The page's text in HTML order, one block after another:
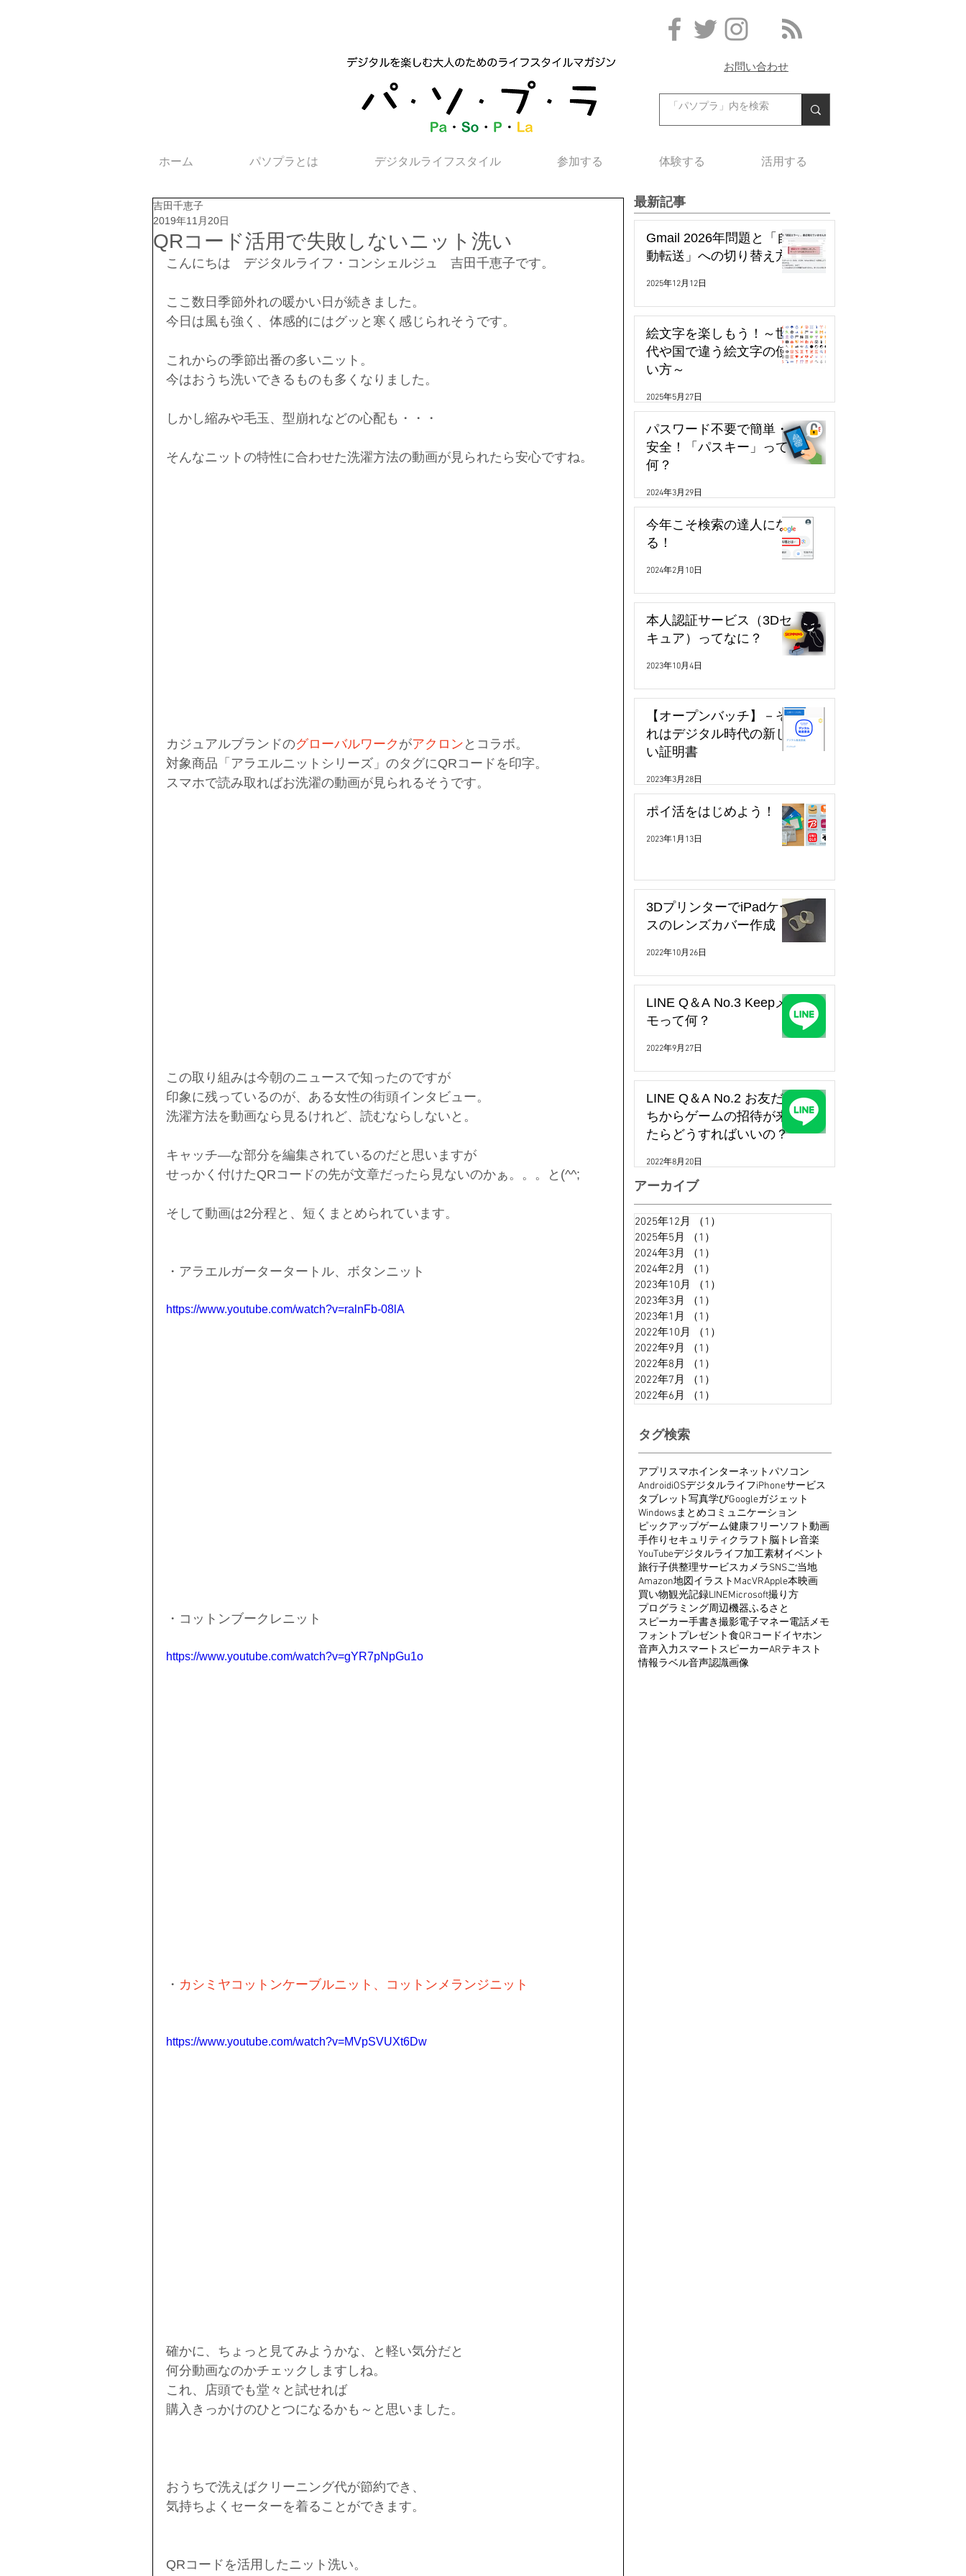
お問い合わせ
ホーム パソプラとは デジタルライフスタイル 参加する 体験する 活用する
QRコード活用で失敗しないニット洗い
吉田千恵子
2019年11月20日
こんにちは　デジタルライフ・コンシェルジュ　吉田千恵子です。
ここ数日季節外れの暖かい日が続きました。
今日は風も強く、体感的にはグッと寒く感じられそうです。
これからの季節出番の多いニット。
今はおうち洗いできるものも多くなりました。
しかし縮みや毛玉、型崩れなどの心配も・・・
そんなニットの特性に合わせた洗濯方法の動画が見られたら安心ですね。
カジュアルブランドのグローバルワーク がアクロン とコラボ。
対象商品「アラエルニットシリーズ」のタグにQRコードを印字。
スマホで読み取ればお洗濯の動画が見られるそうです。
この取り組みは今朝のニュースで知ったのですが
印象に残っているのが、ある女性の街頭インタビュー。
洗濯方法を動画なら見るけれど、読むならしないと。
キャッチ―な部分を編集されているのだと思いますが
せっかく付けたQRコードの先が文章だったら見ないのかぁ。。。と(^^;
そして動画は2分程と、短くまとめられています。
・アラエルガータータートル、ボタンニット
https://www.youtube.com/watch?v=ralnFb-08lA
・コットンブークレニット
https://www.youtube.com/watch?v=gYR7pNpGu1o
・ カシミヤコットンケーブルニット、コットンメランジニット
https://www.youtube.com/watch?v=MVpSVUXt6Dw
確かに、ちょっと見てみようかな、と軽い気分だと
何分動画なのかチェックしますしね。
これ、店頭でも堂々と試せれば
購入きっかけのひとつになるかも～と思いました。
おうちで洗えばクリーニング代が節約でき、
気持ちよくセーターを着ることができます。
QRコードを活用したニット洗い。
最新記事
Gmail 2026年問題と「自
動転送」への切り替え方
2025年12月12日
絵文字を楽しもう！～世
代や国で違う絵文字の使
い方～
2025年5月27日
パスワード不要で簡単・
安全！「パスキー」って
何？
2024年3月29日
今年こそ検索の達人にな
る！
2024年2月10日
本人認証サービス（3Dセ
キュア）ってなに？
2023年10月4日
【オープンバッチ】－そ
れはデジタル時代の新し
い証明書
2023年3月28日
ポイ活をはじめよう！
2023年1月13日
3DプリンターでiPadケー
スのレンズカバー作成
2022年10月26日
LINE Q＆A No.3 Keepメ
モって何？
2022年9月27日
LINE Q＆A No.2 お友だ
ちからゲームの招待が来
たらどうすればいいの？
2022年8月20日
アーカイブ
2025年12月 （1）
2025年5月
（1）
2024年3月
（1）
2024年2月
（1）
2023年10月
（1）
2023年3月
（1）
2023年1月
（1）
2022年10月
（1）
2022年9月
（1）
2022年8月
（1）
2022年7月
（1）
2022年6月
（1）
タグ検索
アプリ スマホインターネットパソコン
AndroidiOSデジタルライフiPhoneサービス
タブレット写真学びGoogleガジェット
Windowsまとめコミュニケーション
ピックアップゲーム健康フリーソフト動画
手作り セキュリティ クラフト脳トレ音楽
YouTubeデジタルライフ加工素材イベント
旅行子供整理サービスカメラSNSご当地
Amazon地図イラスト MacVRApple本映画
買い物観光記録LINEMicrosoft撮り方
プログラミング周辺機器ふるさと
スピーカー手書き撮影電子マネー電話メモ
フォント プレゼント食QRコードイヤホン
音声入力スマートスピーカーARテキスト
情報ラベル音声認識画像